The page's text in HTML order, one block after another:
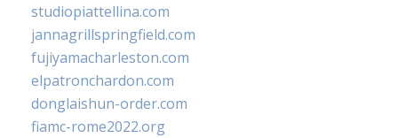
studiopiattellina.com
jannagrillspringfield.com
fujiyamacharleston.com
elpatronchardon.com
donglaishun-order.com
fiamc-rome2022.org